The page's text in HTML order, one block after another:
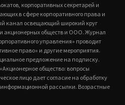
корпоративных секретарей и
в сфере корпоративного права и
канал освещающий широкий круг
акционерных обществ и ООО. Журнал
управления» проводит
право» и другие мероприятия.
предложение на подписку.
общество: вопросы
лицо дает согласие на обработку
рассылки. Возрастные